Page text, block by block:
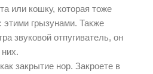
или кошку, которая тоже
грызунами. Также
звуковой отпугиватель, он
закрытие нор. Закроете в